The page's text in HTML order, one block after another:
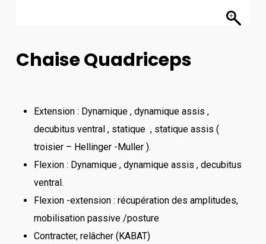
Chaise Quadriceps
Extension : Dynamique , dynamique assis ,
decubitus ventral , statique , statique assis (
troisier – Hellinger -Muller ).
Flexion : Dynamique , dynamique assis , decubitus
ventral.
Flexion -extension : récupération des amplitudes,
mobilisation passive /posture
Contracter, relâcher (KABAT)